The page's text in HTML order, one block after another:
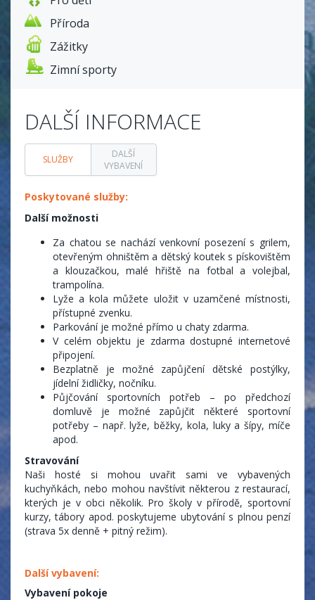
Příroda
Zážitky
Zimní sporty
DALŠÍ INFORMACE
SLUŽBY
DALŠÍ
VYBAVENÍ
Poskytované služby:
Další možnosti
Za chatou se nachází venkovní posezení s grilem,
otevřeným ohništěm a dětský koutek s pískovištěm
a klouzačkou, malé hřiště na fotbal a volejbal,
trampolína.
Lyže a kola můžete uložit v uzamčené místnosti,
přístupné zvenku.
Parkování je možné přímo u chaty zdarma.
V celém objektu je zdarma dostupné internetové
připojení.
Bezplatně je možné zapůjčení dětské postýlky,
jídelní židličky, nočníku.
Půjčování sportovních potřeb – po předchozí
domluvě je možné zapůjčit některé sportovní
potřeby – např. lyže, běžky, kola, luky a šípy, míče
apod.
Stravování
Naši hosté si mohou uvařit sami ve vybavených
kuchyňkách, nebo mohou navštívit některou z restaurací,
kterých je v obci několik. Pro školy v přírodě, sportovní
kurzy, tábory apod. poskytujeme ubytování s plnou penzí
(strava 5x denně + pitný režim).
Další vybavení:
Vybavení pokoje